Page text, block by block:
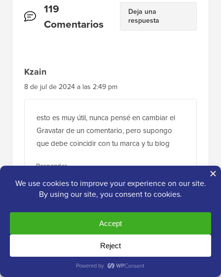
Interacciones
del
119
Comentarios
Deja una
respuesta
Kzain
8 de jul de 2024 a las 2:49 pm
esto es muy útil, nunca pensé en cambiar el
Gravatar de un comentario, pero supongo
que debe coincidir con tu marca y tu blog
Responder
28 de jun de 2024 a las 8:27 am
Lo bueno que me encanta de Thrive